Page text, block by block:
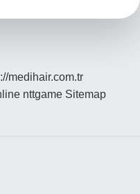
medihair.com.tr
nttgame Sitemap